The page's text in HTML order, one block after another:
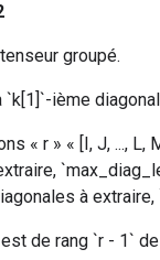
groupé.
ième
« r » « [I, J, ..., L,
à
de rang `r - 1`